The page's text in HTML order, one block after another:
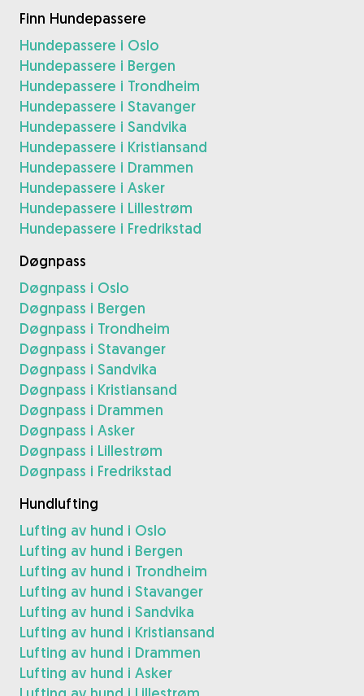
Finn Hundepassere
Hundepassere i Oslo
Hundepassere i Bergen
Hundepassere i Trondheim
Hundepassere i Stavanger
Hundepassere i Sandvika
Hundepassere i Kristiansand
Hundepassere i Drammen
Hundepassere i Asker
Hundepassere i Lillestrøm
Hundepassere i Fredrikstad
Døgnpass
Døgnpass i Oslo
Døgnpass i Bergen
Døgnpass i Trondheim
Døgnpass i Stavanger
Døgnpass i Sandvika
Døgnpass i Kristiansand
Døgnpass i Drammen
Døgnpass i Asker
Døgnpass i Lillestrøm
Døgnpass i Fredrikstad
Hundlufting
Lufting av hund i Oslo
Lufting av hund i Bergen
Lufting av hund i Trondheim
Lufting av hund i Stavanger
Lufting av hund i Sandvika
Lufting av hund i Kristiansand
Lufting av hund i Drammen
Lufting av hund i Asker